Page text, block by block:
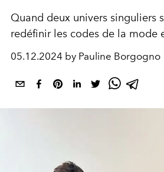
Quand deux univers singuliers
redéfinir les codes de la mode
05.12.2024 by Pauline Borgogno